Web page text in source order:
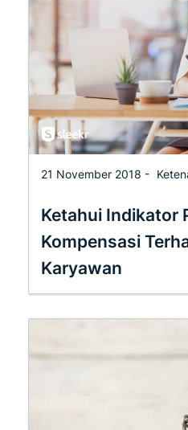
21 November 2018 -
Ketahui Indikator
Kompensasi
Karyawan